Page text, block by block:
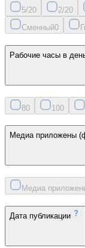
5/20 2/20
Сменный0
Рабочие часы в
80 100
Медиа приложены
Медиа
Дата публикации